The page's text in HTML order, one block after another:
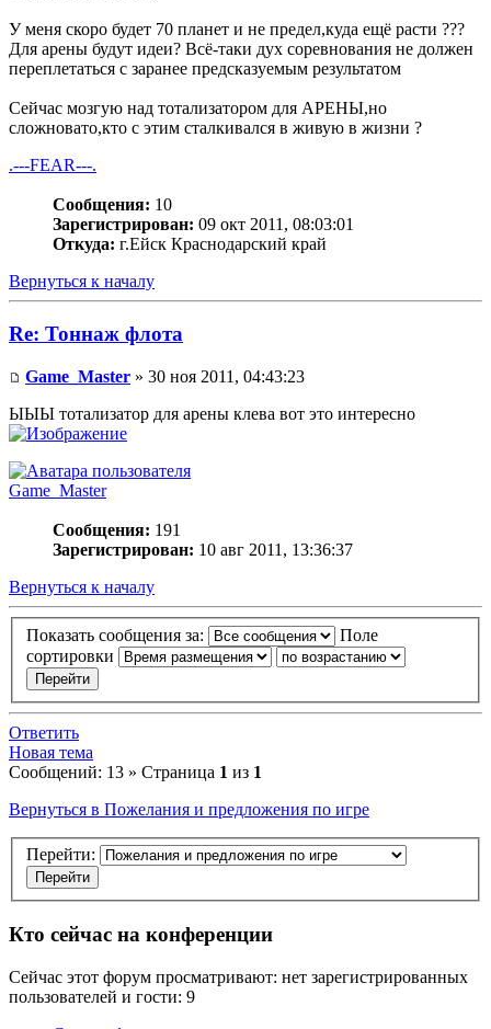
У меня скоро будет 70 планет и не предел,куда ещё расти ???
Для арены будут идеи? Всё-таки дух соревнования не должен
переплетаться с заранее предсказуемым результатом
Сейчас мозгую над тотализатором для АРЕНЫ,но
сложновато,кто с этим сталкивался в живую в жизни ?
.---FEAR---.
Сообщения: 10
Зарегистрирован: 09 окт 2011, 08:03:01
Откуда: г.Ейск Краснодарский край
Вернуться к началу
Re: Тоннаж флота
Game_Master » 30 ноя 2011, 04:43:23
ЫЫЫ тотализатор для арены клева вот это интересно
Game_Master
Сообщения: 191
Зарегистрирован: 10 авг 2011, 13:36:37
Вернуться к началу
Показать сообщения за:
Поле
сортировки
Ответить
Новая тема
Сообщений: 13 » Страница 1 из 1
Вернуться в Пожелания и предложения по игре
Перейти:
Кто сейчас на конференции
Сейчас этот форум просматривают: нет зарегистрированных
пользователей и гости: 9